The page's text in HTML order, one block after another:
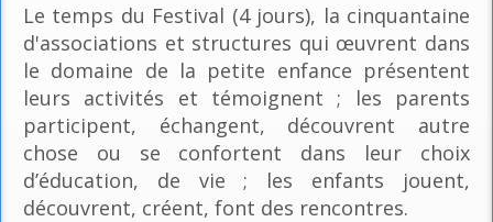
Le temps du Festival (4 jours), la cinquantaine
d'associations et structures qui œuvrent dans
le domaine de la petite enfance présentent
leurs activités et témoignent ; les parents
participent, échangent, découvrent autre
chose ou se confortent dans leur choix
d’éducation, de vie ; les enfants jouent,
découvrent, créent, font des rencontres.